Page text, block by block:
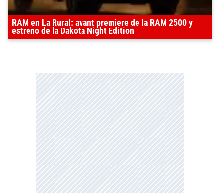
RAM en La Rural: avant premiere de la RAM 2500 y
estreno de la Dakota Night Edition